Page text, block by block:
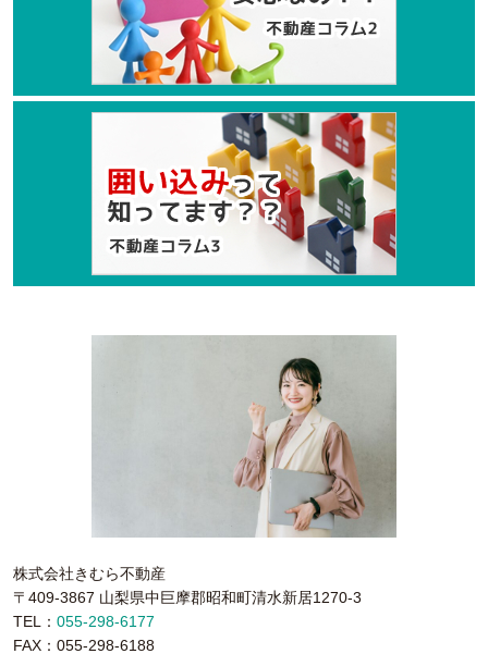
株式会社きむら不動産
〒409-3867 山梨県中巨摩郡昭和町清水新居1270-3
TEL： 055-298-6177
FAX：055-298-6188